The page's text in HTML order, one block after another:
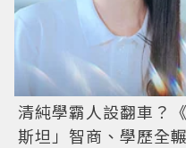
清純學霸人設翻車？
斯坦」智商、學歷全